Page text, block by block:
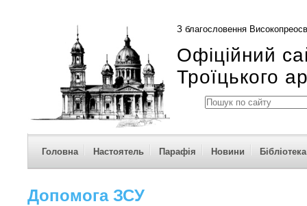
З благословення
Офіційний
Троїцького
Головна Настоятель Парафія Новини Бібліотека
Допомога ЗСУ